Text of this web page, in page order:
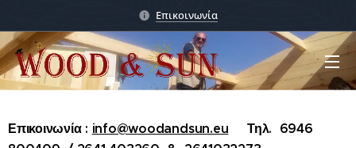
Επικοινωνία
Επικοινωνία : info@woodandsun.eu Τηλ. 6946